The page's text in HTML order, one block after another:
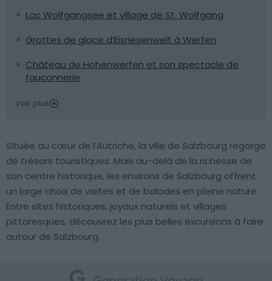
Lac Wolfgangsee et village de St. Wolfgang
Grottes de glace d’Eisriesenwelt à Werfen
Château de Hohenwerfen et son spectacle de
fauconnerie
Voir plus
Située au cœur de l’Autriche, la ville de Salzbourg regorge
de trésors touristiques. Mais au-delà de la richesse de
son centre historique, les environs de Salzbourg offrent
un large choix de visites et de balades en pleine nature.
Entre sites historiques, joyaux naturels et villages
pittoresques, découvrez les plus belles excursions à faire
autour de Salzbourg.